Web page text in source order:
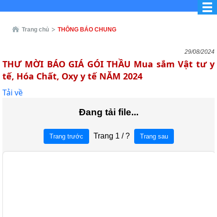
Trang chủ THÔNG BÁO CHUNG
29/08/2024
THƯ MỜI BÁO GIÁ GÓI THẦU Mua sắm Vật tư y
tế, Hóa Chất, Oxy y tế NĂM 2024
Tải về